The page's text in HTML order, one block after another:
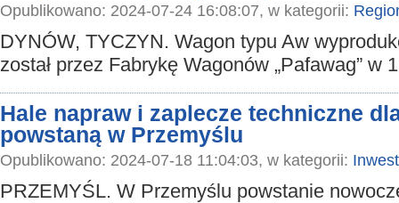
Opublikowano: 2024-07-24 16:08:07, w kategorii:
DYNÓW, TYCZYN. Wagon typu Aw
został przez Fabrykę Wagonów „Pafawag” w
Hale napraw i zaplecze techniczne
powstaną w Przemyślu
Opublikowano: 2024-07-18 11:04:03, w kategorii:
PRZEMYŚL. W Przemyślu powstanie